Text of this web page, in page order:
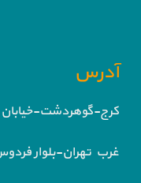
آدرس
کرج-گوهردشت-
غرب تهران-بلوار